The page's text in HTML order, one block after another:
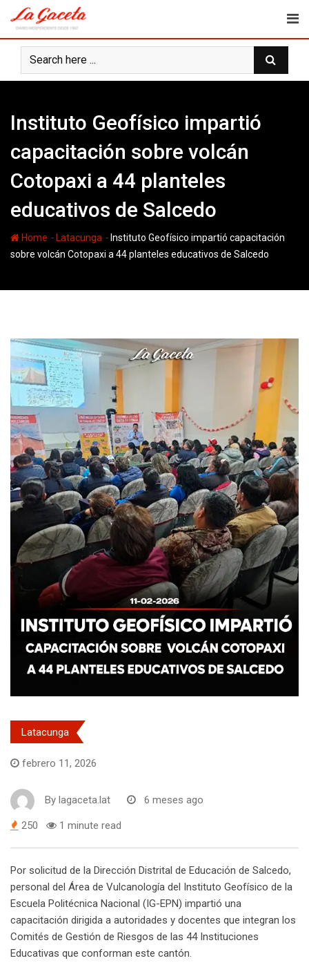
content
Instituto Geofísico impartió
capacitación sobre volcán
Cotopaxi a 44 planteles
educativos de Salcedo
Home - Latacunga - Instituto Geofísico impartió capacitación
sobre volcán Cotopaxi a 44 planteles educativos de Salcedo
Latacunga
febrero 11, 2026
By lagaceta.lat 6 meses ago
250 1 minute read
Por solicitud de la Dirección Distrital de Educación de Salcedo,
personal del Área de Vulcanología del Instituto Geofísico de la
Escuela Politécnica Nacional (IG-EPN) impartió una
capacitación dirigida a autoridades y docentes que integran los
Comités de Gestión de Riesgos de las 44 Instituciones
Educativas que conforman este cantón.